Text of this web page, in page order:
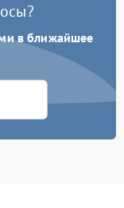
в ближайшее